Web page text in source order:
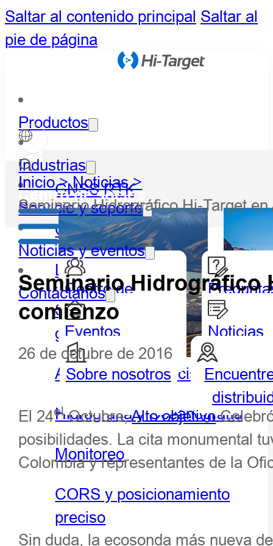
Saltar al contenido principal Saltar al
pie de página
Productos
GNSS RTK
Óptico
LiDAR
Sistema de información
geográfica portátil y tableta
Agricultura de precisión
Hidrografía y Oceanografía
Monitoreo
CORS y posicionamiento
preciso
Industrias
Geoespacial
Servicio y soporte
Centro de
socios
Noticias y eventos
Eventos
destacados
Noticias
Contáctanos
Sobre nosotros
Centro de socios
Inicio >Noticias >
Seminario Hidrográfico Hi-Target
Seminario Hidrográfico
comienzo
26 de octubre de 2016
El 24elOctubre,Alto objetivo
posibilidades. La cita monumental
Colombia y representantes de la
Sin duda, la ecosonda más nueva